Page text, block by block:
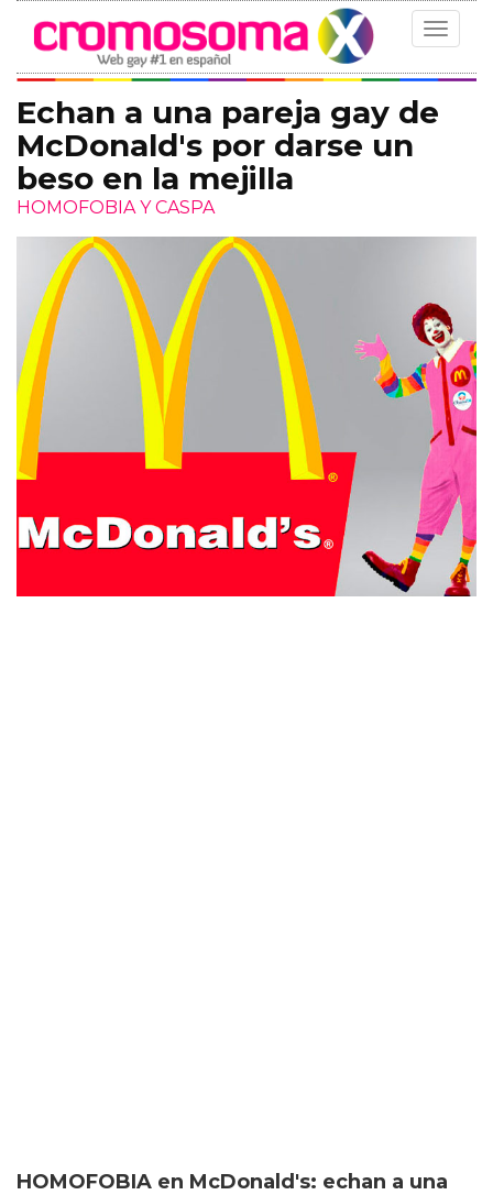
Toggle
Echan a una pareja gay de
McDonald's por darse un
beso en la mejilla
HOMOFOBIA Y CASPA
HOMOFOBIA en McDonald's: echan a una